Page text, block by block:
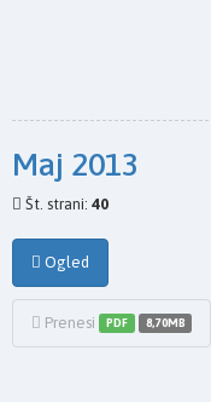
Maj 2013
Št. strani: 40
Ogled
Prenesi PDF 8,70MB